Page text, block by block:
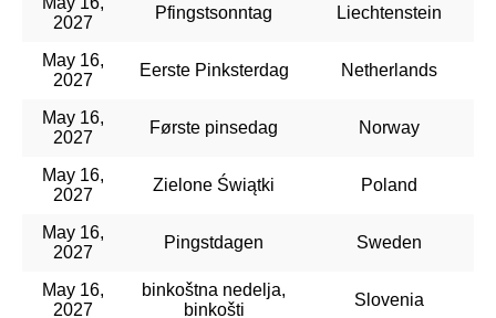
2027
Pfingstsonntag Liechtenstein
May 16,
2027
Eerste Pinksterdag Netherlands
May 16,
2027
Første pinsedag Norway
May 16,
2027
Zielone Świątki Poland
May 16,
2027
Pingstdagen Sweden
May 16,
2027
binkoštna nedelja,
binkošti
Slovenia